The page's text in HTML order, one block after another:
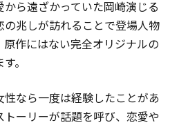
ら遠ざかっていた岡崎演じる
兆しが訪れることで登場人物
作にはない完全オリジナルの
。
なら一度は経験したことがあ
ーリーが話題を呼び、恋愛や